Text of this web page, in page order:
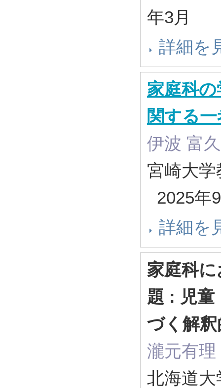
年3月
詳細を
家庭科
関する
伊波 富
宮崎大
2025年
詳細を
家庭科
題 : 児童
づく解
瀧元有理
北海道